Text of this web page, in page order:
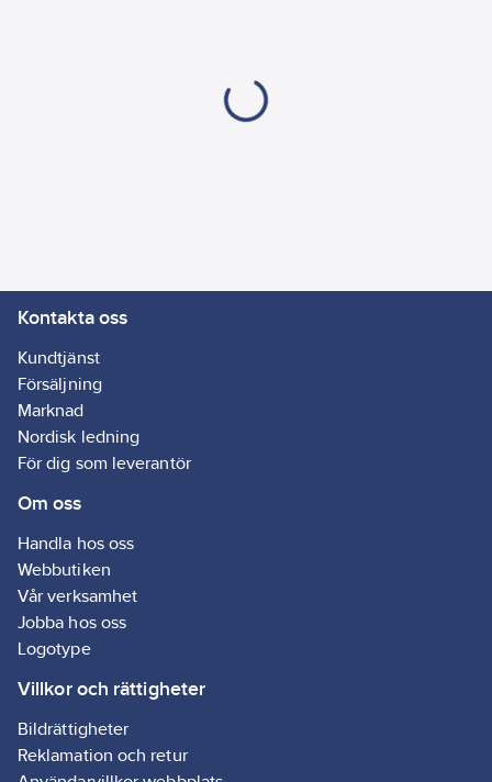
Kontakta oss
Kundtjänst
Försäljning
Marknad
Nordisk ledning
För dig som leverantör
Om oss
Handla hos oss
Webbutiken
Vår verksamhet
Jobba hos oss
Logotype
Villkor och rättigheter
Bildrättigheter
Reklamation och retur